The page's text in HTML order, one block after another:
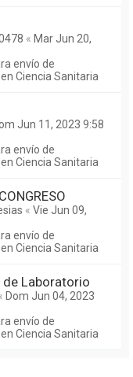
« Mar Jun 20,
envío de
Ciencia Sanitaria
Jun 11, 2023 9:58
envío de
Ciencia Sanitaria
« Vie Jun 09,
envío de
Ciencia Sanitaria
de Laboratorio
Dom Jun 04, 2023
envío de
Ciencia Sanitaria